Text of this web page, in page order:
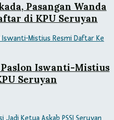
Pasangan Wanda
di KPU Seruyan
Iswanti-Mistius
Seruyan